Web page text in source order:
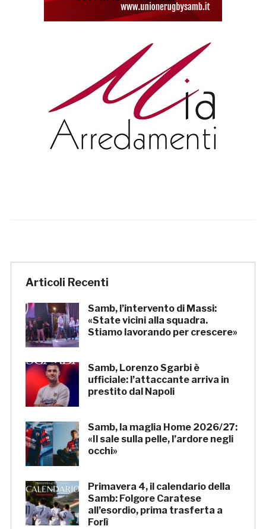
Articoli Recenti
Samb, l’intervento di Massi:
«State vicini alla squadra.
Stiamo lavorando per crescere»
Samb, Lorenzo Sgarbi è
ufficiale: l’attaccante arriva in
prestito dal Napoli
Samb, la maglia Home 2026/27:
«Il sale sulla pelle, l’ardore negli
occhi»
Primavera 4, il calendario della
Samb: Folgore Caratese
all’esordio, prima trasferta a
Forlì